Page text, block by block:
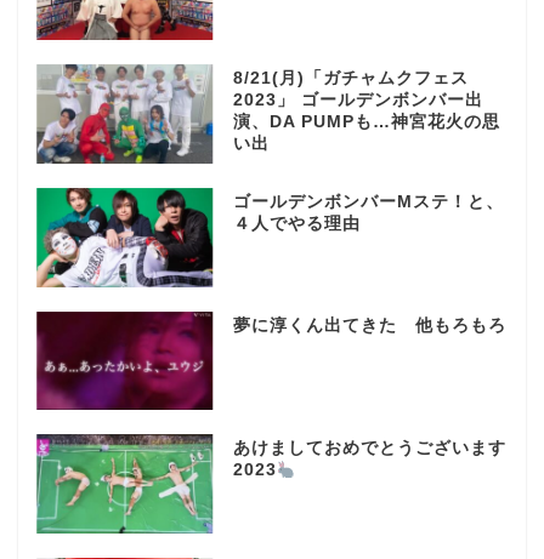
8/21(月)「ガチャムクフェス
2023」 ゴールデンボンバー出
演、DA PUMPも…神宮花火の思
い出
ゴールデンボンバーMステ！と、
４人でやる理由
夢に淳くん出てきた 他もろもろ
あけましておめでとうございます
2023